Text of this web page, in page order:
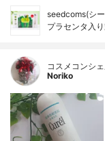
seedcoms(シ
プラセンタ入
コスメコンシ
Noriko